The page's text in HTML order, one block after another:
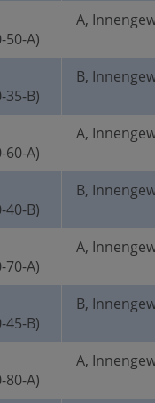
50-A)
A,
35-B)
B,
60-A)
A,
40-B)
B,
70-A)
A,
45-B)
B,
80-A)
A,